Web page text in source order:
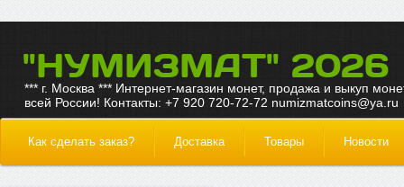
"НУМИЗМАТ" 2026
*** г. Москва *** Интернет-магазин монет, продажа и выкуп
всей России! Контакты: +7 920 720-72-72 numizmatcoins@ya.ru
Как сделать заказ? Доставка Товары Новости